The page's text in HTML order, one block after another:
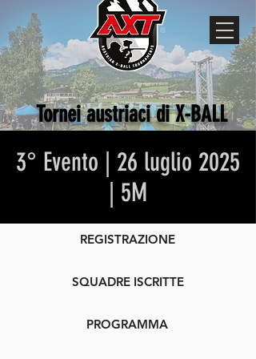
Tornei austriaci di X-BALL
3° Evento | 26 luglio 2025
| 5M
REGISTRAZIONE
SQUADRE ISCRITTE
PROGRAMMA